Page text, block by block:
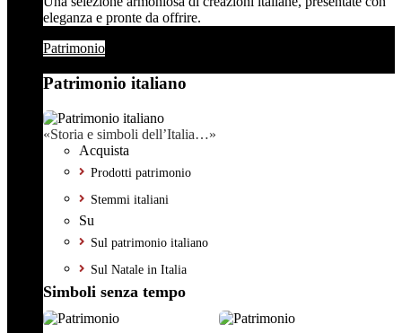
eleganza e pronte da offrire.
Patrimonio
Patrimonio italiano
«Storia e simboli dell’Italia…»
Acquista
Prodotti patrimonio
Stemmi italiani
Su
Sul patrimonio italiano
Sul Natale in Italia
Simboli senza tempo